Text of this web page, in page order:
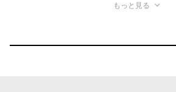
もっと見る